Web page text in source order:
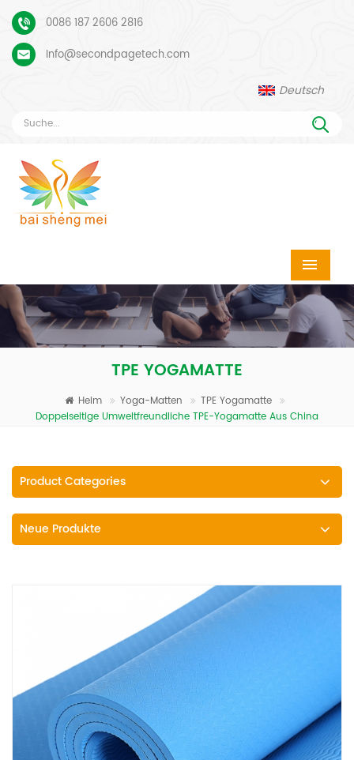
0086 187 2606 2816
Info@secondpagetech.com
Deutsch
TPE YOGAMATTE
Heim Yoga-Matten
TPE Yogamatte
Doppelseitige Umweltfreundliche TPE-Yogamatte Aus China
Product Categories
Neue Produkte